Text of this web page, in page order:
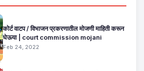
कोर्ट वाटप / विभाजन प्रकरणातील मोजणी माहिती करून
घेऊया | court commission mojani
Feb 24, 2022